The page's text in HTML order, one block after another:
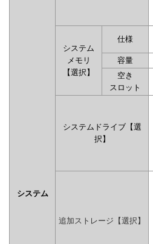
システム
システム
メモリ
【選択】
仕様
容量
空き
スロット
システムドライブ【選
択】
追加ストレージ【選択】